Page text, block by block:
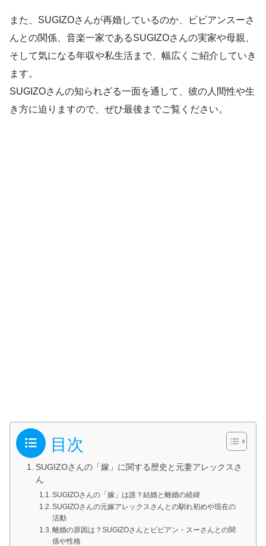
また、SUGIZOさんが再婚しているのか、ビビアンスーさ
んとの関係、音楽一家であるSUGIZOさんの実家や母親、
そして気になる年収や私生活まで、幅広くご紹介していき
ます。
SUGIZOさんの知られざる一面を通して、彼の人間性や生
き方に迫りますので、ぜひ最後までご覧ください。
目次
SUGIZOさんの「嫁」に関する歴史と元妻アレックスさ
ん
SUGIZOさんの「嫁」は誰？結婚と離婚の経緯
SUGIZOさんの元嫁アレックスさんとの馴れ初めや現在の
活動
離婚の原因は？SUGIZOさんとビビアン・スーさんとの関
係や性格